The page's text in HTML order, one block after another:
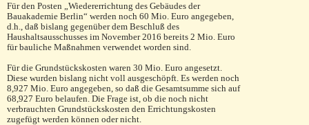
Für den Posten „Wiedererrichtung des Gebäudes der
Bauakademie Berlin“ werden noch 60 Mio. Euro angegeben,
d.h., daß bislang gegenüber dem Beschluß des
Haushaltsausschusses im November 2016 bereits 2 Mio. Euro
für bauliche Maßnahmen verwendet worden sind.
Für die Grundstückskosten waren 30 Mio. Euro angesetzt.
Diese wurden bislang nicht voll ausgeschöpft. Es werden noch
8,927 Mio. Euro angegeben, so daß die Gesamtsumme sich auf
68,927 Euro belaufen. Die Frage ist, ob die noch nicht
verbrauchten Grundstückskosten den Errichtungskosten
zugefügt werden können oder nicht.